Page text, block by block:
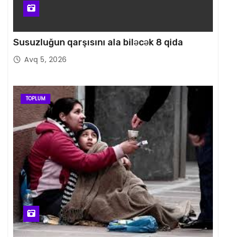
Susuzluğun qarşısını ala biləcək 8 qida
Avq 5, 2026
TOPLUM